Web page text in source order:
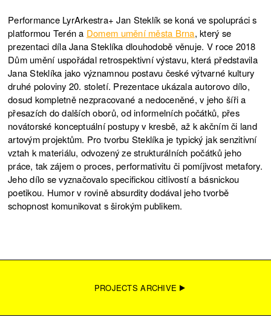
Performance LyrArkestra+ Jan Steklík se koná ve spolupráci s
platformou Terén a Domem umění města Brna, který se
prezentaci díla Jana Steklíka dlouhodobě věnuje. V roce 2018
Dům umění uspořádal retrospektivní výstavu, která představila
Jana Steklíka jako významnou postavu české výtvarné kultury
druhé poloviny 20. století. Prezentace ukázala autorovo dílo,
dosud kompletně nezpracované a nedoceněné, v jeho šíři a
přesazích do dalších oborů, od informelních počátků, přes
novátorské konceptuální postupy v kresbě, až k akčním či land
artovým projektům. Pro tvorbu Steklíka je typický jak senzitivní
vztah k materiálu, odvozený ze strukturálních počátků jeho
práce, tak zájem o proces, performativitu či pomíjivost metafory.
Jeho dílo se vyznačovalo specifickou citlivostí a básnickou
poetikou. Humor v rovině absurdity dodával jeho tvorbě
schopnost komunikovat s širokým publikem.
PROJECTS ARCHIVE